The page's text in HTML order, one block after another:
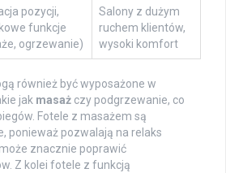
pozycji,
funkcje
ogrzewanie)
Salony z dużym
ruchem klientów,
wysoki komfort
również być wyposażone w
jak masaż czy podgrzewanie, co
Fotele z masażem są
ponieważ pozwalają na relaks
znacznie poprawić
Z kolei fotele z funkcją